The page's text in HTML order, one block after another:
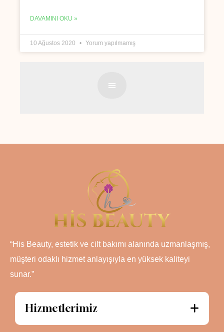
DAVAMINI OKU »
10 Ağustos 2020 Yorum yapılmamış
“His Beauty, estetik ve cilt bakımı alanında uzmanlaşmış,
müşteri odaklı hizmet anlayışıyla en yüksek kaliteyi
sunar.”
Hizmetlerimiz